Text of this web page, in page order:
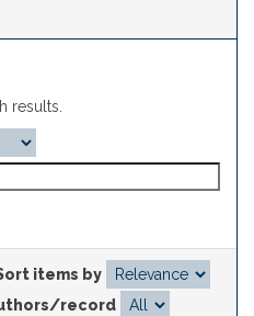
results.
items by
record